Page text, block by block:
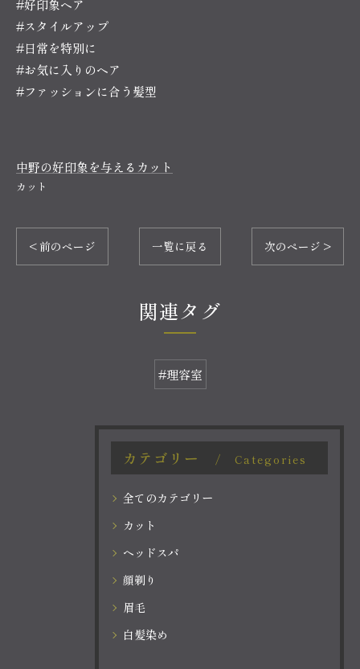
#好印象ヘア
#スタイルアップ
#日常を特別に
#お気に入りのヘア
#ファッションに合う髪型
中野の好印象を与えるカット
カット
< 前のページ 一覧に戻る 次のページ >
関連タグ
#理容室
カテゴリー Categories
全てのカテゴリー
カット
ヘッドスパ
顔剃り
眉毛
白髪染め